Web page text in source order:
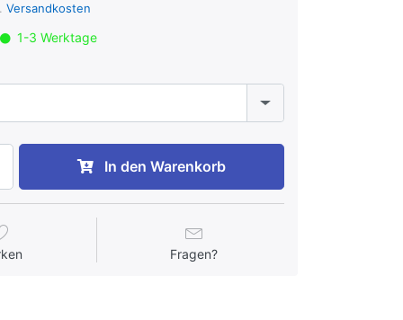
Versandkosten
1-3 Werktage
In den Warenkorb
Fragen?